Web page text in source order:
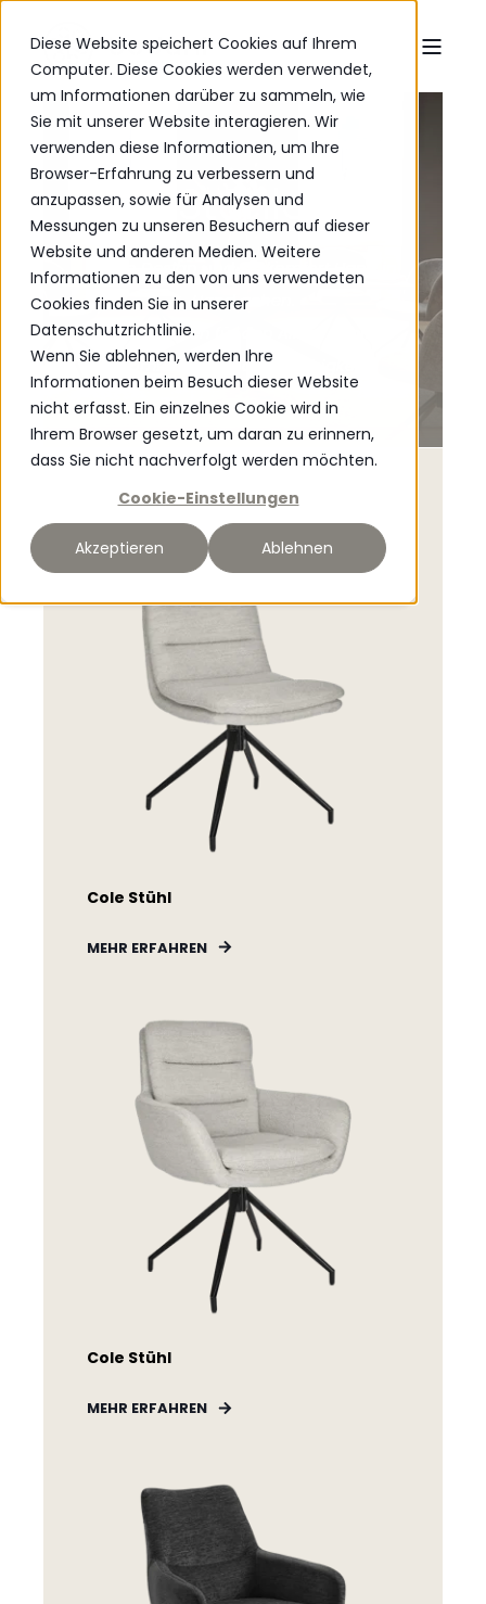
Diese Website speichert Cookies auf Ihrem
Computer. Diese Cookies werden verwendet,
um Informationen darüber zu sammeln, wie
Sie mit unserer Website interagieren. Wir
verwenden diese Informationen, um Ihre
Browser-Erfahrung zu verbessern und
anzupassen, sowie für Analysen und
Messungen zu unseren Besuchern auf dieser
Website und anderen Medien. Weitere
Informationen zu den von uns verwendeten
Cookies finden Sie in unserer
Datenschutzrichtlinie.
Wenn Sie ablehnen, werden Ihre
Informationen beim Besuch dieser Website
nicht erfasst. Ein einzelnes Cookie wird in
Ihrem Browser gesetzt, um daran zu erinnern,
dass Sie nicht nachverfolgt werden möchten.
Cookie-Einstellungen
Akzeptieren Ablehnen
Stühle
Wenn Design und Sitzkomfort Hand in
Hand gehen.
Geschaffen für den Alltag – mit
Komfort, Stil und Langlebigkeit.
Cole Stühl
MEHR ERFAHREN
Cole Stühl
MEHR ERFAHREN